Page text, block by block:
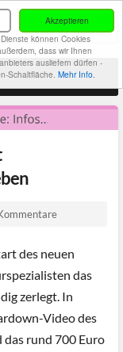
Akzeptieren
können Cookies
dass wir Ihnen
ausliefern dürfen -
Schaltfläche. Mehr Info.
des neuen
das
zerlegt. In
Video des
das rund 700 Euro